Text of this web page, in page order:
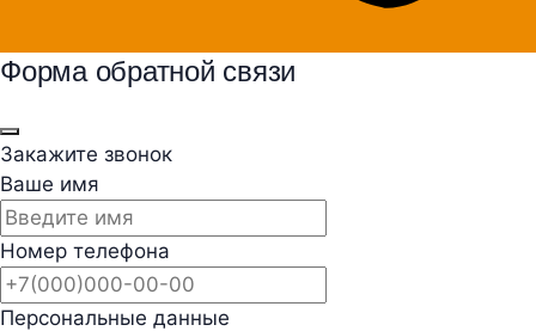
Форма обратной связи
Закажите звонок
Ваше имя
Номер телефона
Персональные данные